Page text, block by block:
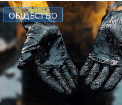
ОБЩЕСТВО